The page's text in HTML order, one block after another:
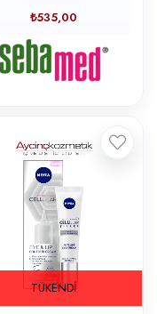
₺535,00
TÜKENDI